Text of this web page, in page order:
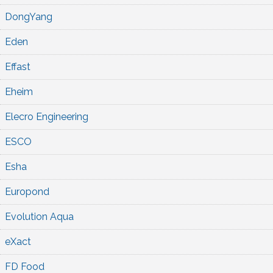
DongYang
Eden
Effast
Eheim
Elecro Engineering
ESCO
Esha
Europond
Evolution Aqua
eXact
FD Food